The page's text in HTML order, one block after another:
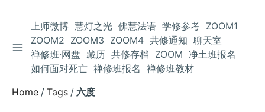
Skip
TOGGLE SIDEBAR
上师微博 慧灯之光 佛慧法语 学修参考 ZOOM1
ZOOM2 ZOOM3 ZOOM4 共修通知 聊天室
禅修班·网盘 藏历 共修存档 ZOOM 净土班报名
如何面对死亡 禅修班报名 禅修班教材
Home
Tags 六度